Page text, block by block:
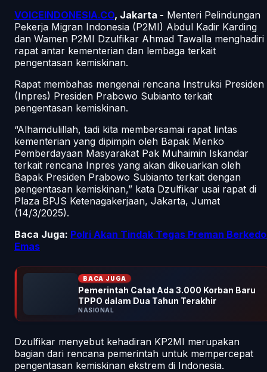
VOICEINDONESIA.CO, Jakarta - Menteri Pelindungan
Pekerja Migran Indonesia (P2MI) Abdul Kadir Karding
dan Wamen P2MI Dzulfikar Ahmad Tawalla menghadiri
rapat antar kementerian dan lembaga terkait
pengentasan kemiskinan.
Rapat membahas mengenai rencana Instruksi Presiden
(Inpres) Presiden Prabowo Subianto terkait
pengentasan kemiskinan.
“Alhamdulillah, tadi kita membersamai rapat lintas
kementerian yang dipimpin oleh Bapak Menko
Pemberdayaan Masyarakat Pak Muhaimin Iskandar
terkait rencana Inpres yang akan dikeuarkan oleh
Bapak Presiden Prabowo Subianto terkait dengan
pengentasan kemiskinan,” kata Dzulfikar usai rapat di
Plaza BPJS Ketenagakerjaan, Jakarta, Jumat
(14/3/2025).
Baca Juga: Polri Akan Tindak Tegas Preman
Emas
BACA JUGA
Pemerintah Catat Ada 3.000 Korban Baru
TPPO dalam Dua Tahun Terakhir
NASIONAL
Dzulfikar menyebut kehadiran KP2MI merupakan
bagian dari rencana pemerintah untuk mempercepat
pengentasan kemiskinan ekstrem di Indonesia.